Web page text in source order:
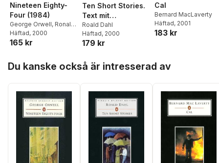
Nineteen Eighty-
Four (1984)
George Orwell, Ronald
Carter,Valerie Durow
Häftad, 2000
165 kr
Ten Short Stories.
Text mit
Materialien
Roald Dahl
Häftad, 2000
179 kr
Cal
Bernard MacLaverty
Häftad, 2001
183 kr
Du kanske också är intresserad av